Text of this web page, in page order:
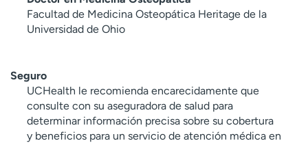
Facultad de Medicina Osteopática Heritage de la
Universidad de Ohio
Seguro
UCHealth le recomienda encarecidamente que
consulte con su aseguradora de salud para
determinar información precisa sobre su cobertura
y beneficios para un servicio de atención médica en